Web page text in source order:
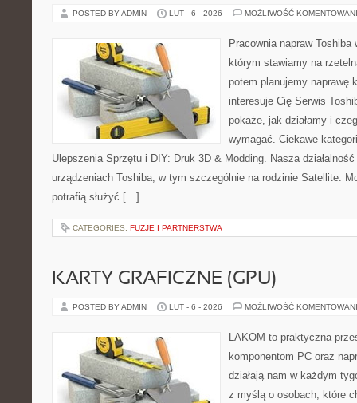
POSTED BY ADMIN LUT - 6 - 2026 MOŻLIWOŚĆ
Pracownia napraw
którym stawiamy na
potem planujemy naprawę
interesuje Cię Serwis
pokaże, jak działamy i
wymagać. Ciekawe
Ulepszenia Sprzętu i DIY: Druk 3D & Modding. Nasza
urządzeniach Toshiba, w tym szczególnie na rodzinie Satellite.
potrafią służyć […]
CATEGORIES: FUZJE I PARTNERSTWA
KARTY GRAFICZNE (GPU)
POSTED BY ADMIN LUT - 6 - 2026 MOŻLIWOŚĆ
LAKOM to praktyczna
komponentom PC oraz
działają nam w każdym
z myślą o osobach, które